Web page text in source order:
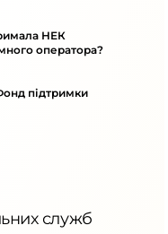
служб
НЕК
оператора?
підтримки